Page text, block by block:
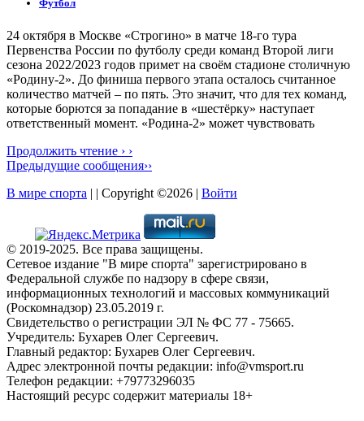
Футбол
24 октября в Москве «Строгино» в матче 18-го тура
Первенства России по футболу среди команд Второй лиги
сезона 2022/2023 годов примет на своём стадионе столичную
«Родину-2». До финиша первого этапа осталось считанное
количество матчей – по пять. Это значит, что для тех команд,
которые борются за попадание в «шестёрку» наступает
ответственный момент. «Родина-2» может чувствовать
Продолжить чтение › ›
Предыдущие сообщения››
В мире спорта | | Copyright ©2026 | Войти
© 2019-2025. Все права защищены.
Сетевое издание "В мире спорта" зарегистрировано в
Федеральной службе по надзору в сфере связи,
информационных технологий и массовых коммуникаций
(Роскомнадзор) 23.05.2019 г.
Свидетельство о регистрации ЭЛ № ФС 77 - 75665.
Учредитель: Бухарев Олег Сергеевич.
Главный редактор: Бухарев Олег Сергеевич.
Адрес электронной почты редакции: info@vmsport.ru
Телефон редакции: +79773296035
Настоящий ресурс содержит материалы 18+